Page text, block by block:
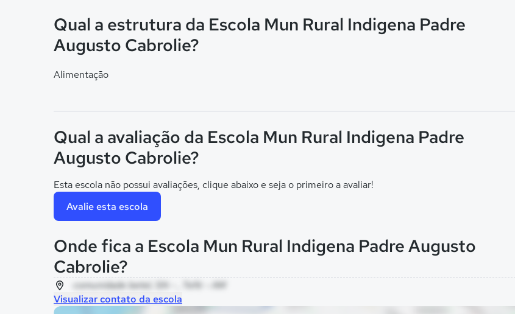
Qual a estrutura da Escola Mun Rural Indigena Padre
Augusto Cabrolie?
Alimentação
Qual a avaliação da Escola Mun Rural Indigena Padre
Augusto Cabrolie?
Esta escola não possui avaliações, clique abaixo e seja o primeiro a avaliar!
Avalie esta escola
Onde fica a Escola Mun Rural Indigena Padre Augusto
Cabrolie?
comunidade betel, SN - , Tefé - AM
Visualizar contato da escola